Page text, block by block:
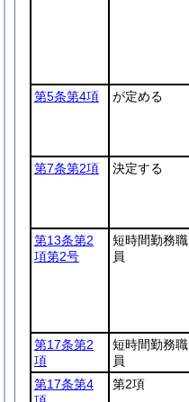
第5条第4項
が定める
第7条第2項
決定する
第13条第2
項第2号
短時間勤務職
員
第17条第2
項
短時間勤務職
員
第17条第4
第2項